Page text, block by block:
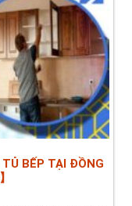
BẾP TẠI ĐỒNG